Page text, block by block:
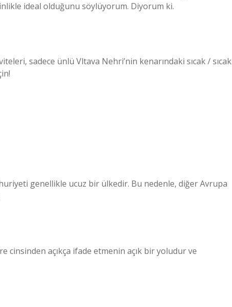
ideal olduğunu söylüyorum. Diyorum ki.
sadece ünlü Vltava Nehri’nin kenarındaki sıcak / sıcak
genellikle ucuz bir ülkedir. Bu nedenle, diğer Avrupa
açıkça ifade etmenin açık bir yoludur ve